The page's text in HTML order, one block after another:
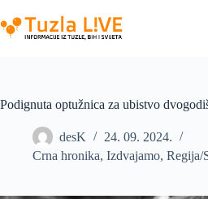
to
content
Podignuta optužnica za ubistvo
desK
24. 09. 2024.
Crna hronika, Izdvajamo, Regija/